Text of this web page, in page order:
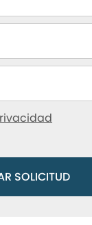
SOLICITUD